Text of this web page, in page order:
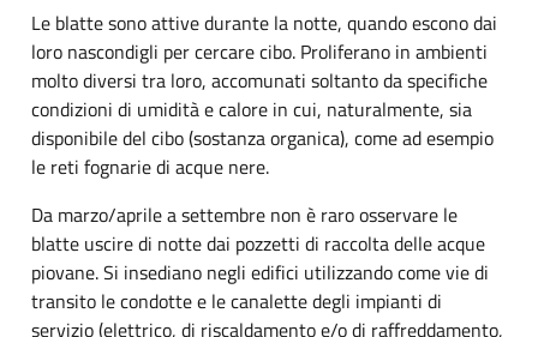
Le blatte sono attive durante la notte, quando escono dai
loro nascondigli per cercare cibo. Proliferano in ambienti
molto diversi tra loro, accomunati soltanto da specifiche
condizioni di umidità e calore in cui, naturalmente, sia
disponibile del cibo (sostanza organica), come ad esempio
le reti fognarie di acque nere.
Da marzo/aprile a settembre non è raro osservare le
blatte uscire di notte dai pozzetti di raccolta delle acque
piovane. Si insediano negli edifici utilizzando come vie di
transito le condotte e le canalette degli impianti di
servizio (elettrico, di riscaldamento e/o di raffreddamento,